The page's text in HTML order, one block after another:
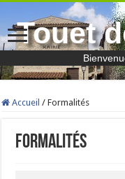
Touet
Accueil / Formalités
Formalités